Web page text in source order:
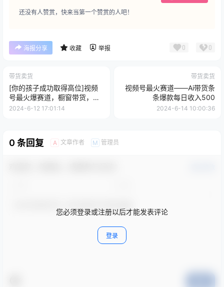
还没有人赞赏，快来当第一个赞赏的人吧！
海报分享 收藏 举报 0 0
带货卖货
[你的孩子成功取得高位]视频
号最火爆赛道，橱窗带货，流
量分成计划，条...
2024-6-12 17:01:14
带货卖货
视频号最火赛道——Ai带货条
条爆款每日收入500
2024-6-14 10:00:36
0 条回复 A 文章作者 M 管理员
您必须登录或注册以后才能发表评论
登录